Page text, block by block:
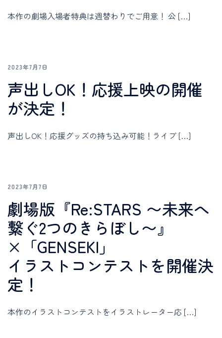
本作の劇場入場者特典は週替わりでご用意！ 公 […]
2023年7月7日
声出しOK！応援上映の開催
が決定！
声出しOK！応援グッズの持ち込み可能！ライブ […]
2023年7月7日
劇場版『Re:STARS 〜未来へ
繋ぐ2つのきらぼし〜』
×「GENSEKI」
イラストコンテストを開催決
定！
本作のイラストコンテストをイラストレーター応 […]